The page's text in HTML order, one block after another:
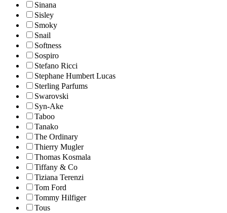
Sinana
Sisley
Smoky
Snail
Softness
Sospiro
Stefano Ricci
Stephane Humbert Lucas
Sterling Parfums
Swarovski
Syn-Ake
Taboo
Tanako
The Ordinary
Thierry Mugler
Thomas Kosmala
Tiffany & Co
Tiziana Terenzi
Tom Ford
Tommy Hilfiger
Tous